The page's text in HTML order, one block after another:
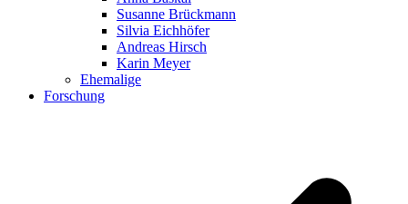
Susanne Brückmann
Silvia Eichhöfer
Andreas Hirsch
Karin Meyer
Ehemalige
Forschung